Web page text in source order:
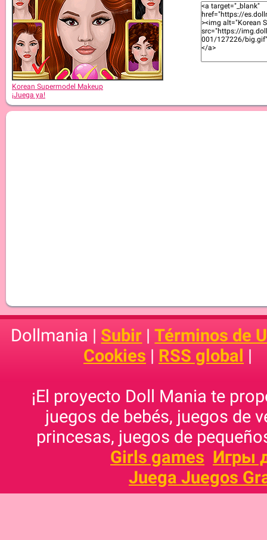
Korean Supermodel Makeup
¡Juega ya!
Dollmania | Subir |Términos de
Cookies | RSS global |
¡El proyecto Doll Mania te
juegos de bebés, juegos de
princesas, juegos de
Girls games Игры
Juega Juegos